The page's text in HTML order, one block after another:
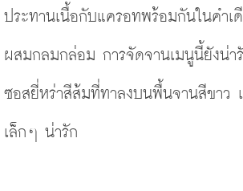
ประทานเนื้อกับแครอทพร้อมกันในคำเ
ผสมกลมกล่อม การจัดจานเมนูนี้ยังน่า
ซอสยี่หร่าสีส้มที่ทาลงบนพื้นจานสีขาว
เล็กๆ น่ารัก